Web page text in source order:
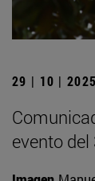
29 | 10 | 2025
evento